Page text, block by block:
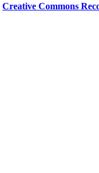
Creative Commons